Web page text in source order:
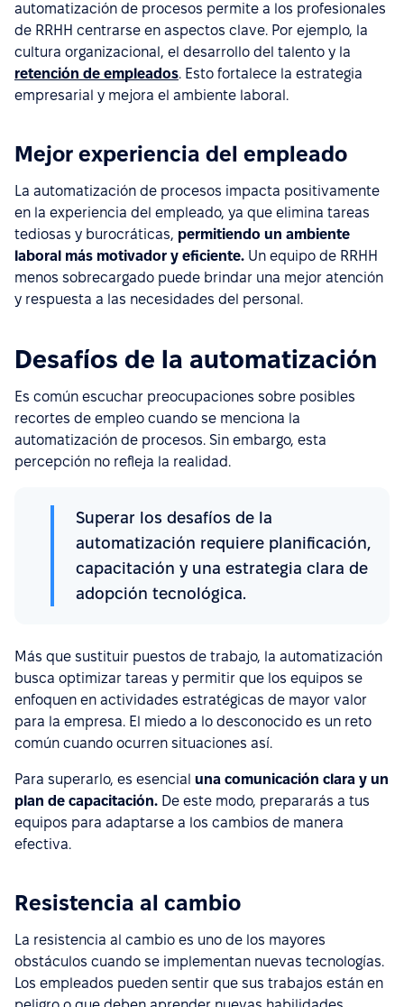
automatización de procesos permite a los profesionales
de RRHH centrarse en aspectos clave. Por ejemplo, la
cultura organizacional, el desarrollo del talento y la
retención de empleados. Esto fortalece la estrategia
empresarial y mejora el ambiente laboral.
Mejor experiencia del empleado
La automatización de procesos impacta positivamente
en la experiencia del empleado, ya que elimina tareas
tediosas y burocráticas, permitiendo un ambiente
laboral más motivador y eficiente. Un equipo de RRHH
menos sobrecargado puede brindar una mejor atención
y respuesta a las necesidades del personal.
Desafíos de la automatización
Es común escuchar preocupaciones sobre posibles
recortes de empleo cuando se menciona la
automatización de procesos. Sin embargo, esta
percepción no refleja la realidad.
Superar los desafíos de la
automatización requiere planificación,
capacitación y una estrategia clara de
adopción tecnológica.
Más que sustituir puestos de trabajo, la automatización
busca optimizar tareas y permitir que los equipos se
enfoquen en actividades estratégicas de mayor valor
para la empresa. El miedo a lo desconocido es un reto
común cuando ocurren situaciones así.
Para superarlo, es esencial una comunicación clara y un
plan de capacitación. De este modo, prepararás a tus
equipos para adaptarse a los cambios de manera
efectiva.
Resistencia al cambio
La resistencia al cambio es uno de los mayores
obstáculos cuando se implementan nuevas tecnologías.
Los empleados pueden sentir que sus trabajos están en